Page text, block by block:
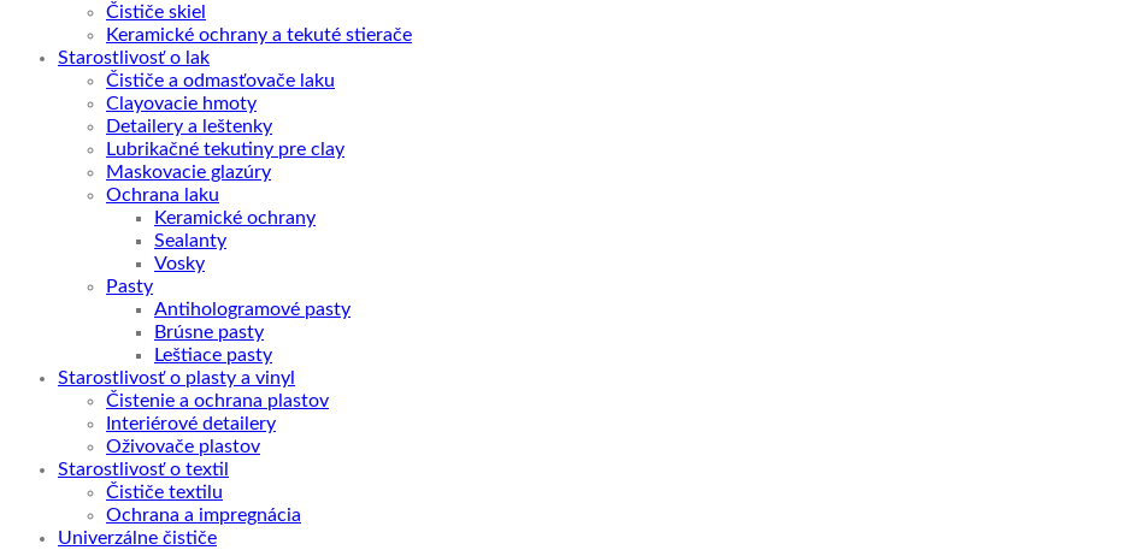
Čističe skiel
Keramické ochrany a tekuté stierače
Starostlivosť o lak
Čističe a odmasťovače laku
Clayovacie hmoty
Detailery a leštenky
Lubrikačné tekutiny pre clay
Maskovacie glazúry
Ochrana laku
Keramické ochrany
Sealanty
Vosky
Pasty
Antihologramové pasty
Brúsne pasty
Leštiace pasty
Starostlivosť o plasty a vinyl
Čistenie a ochrana plastov
Interiérové detailery
Oživovače plastov
Starostlivosť o textil
Čističe textilu
Ochrana a impregnácia
Univerzálne čističe